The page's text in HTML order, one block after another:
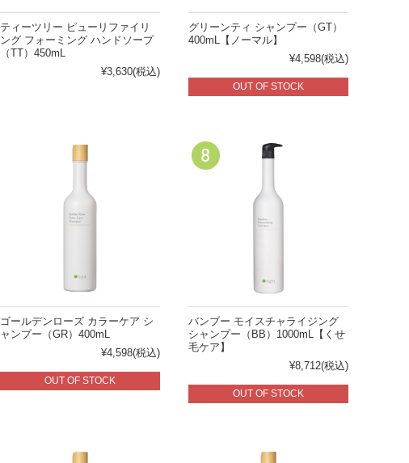
ティーツリー ピューリファイリ
ング フォーミング ハンドソープ
（TT）450mL
¥3,630(税込)
グリーンティ シャンプー（GT）
400mL【ノーマル】
¥4,598(税込)
OUT OF STOCK
ゴールデンローズ カラーケア シ
ャンプー（GR）400mL
¥4,598(税込)
OUT OF STOCK
バンブー モイスチャライジング
シャンプー（BB）1000mL【くせ
毛ケア】
¥8,712(税込)
OUT OF STOCK